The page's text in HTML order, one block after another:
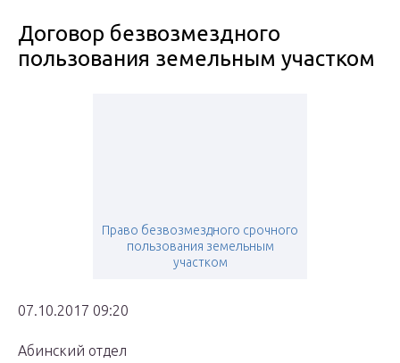
Договор безвозмездного
пользования земельным участком
Право безвозмездного срочного
пользования земельным
участком
07.10.2017 09:20
Абинский отдел